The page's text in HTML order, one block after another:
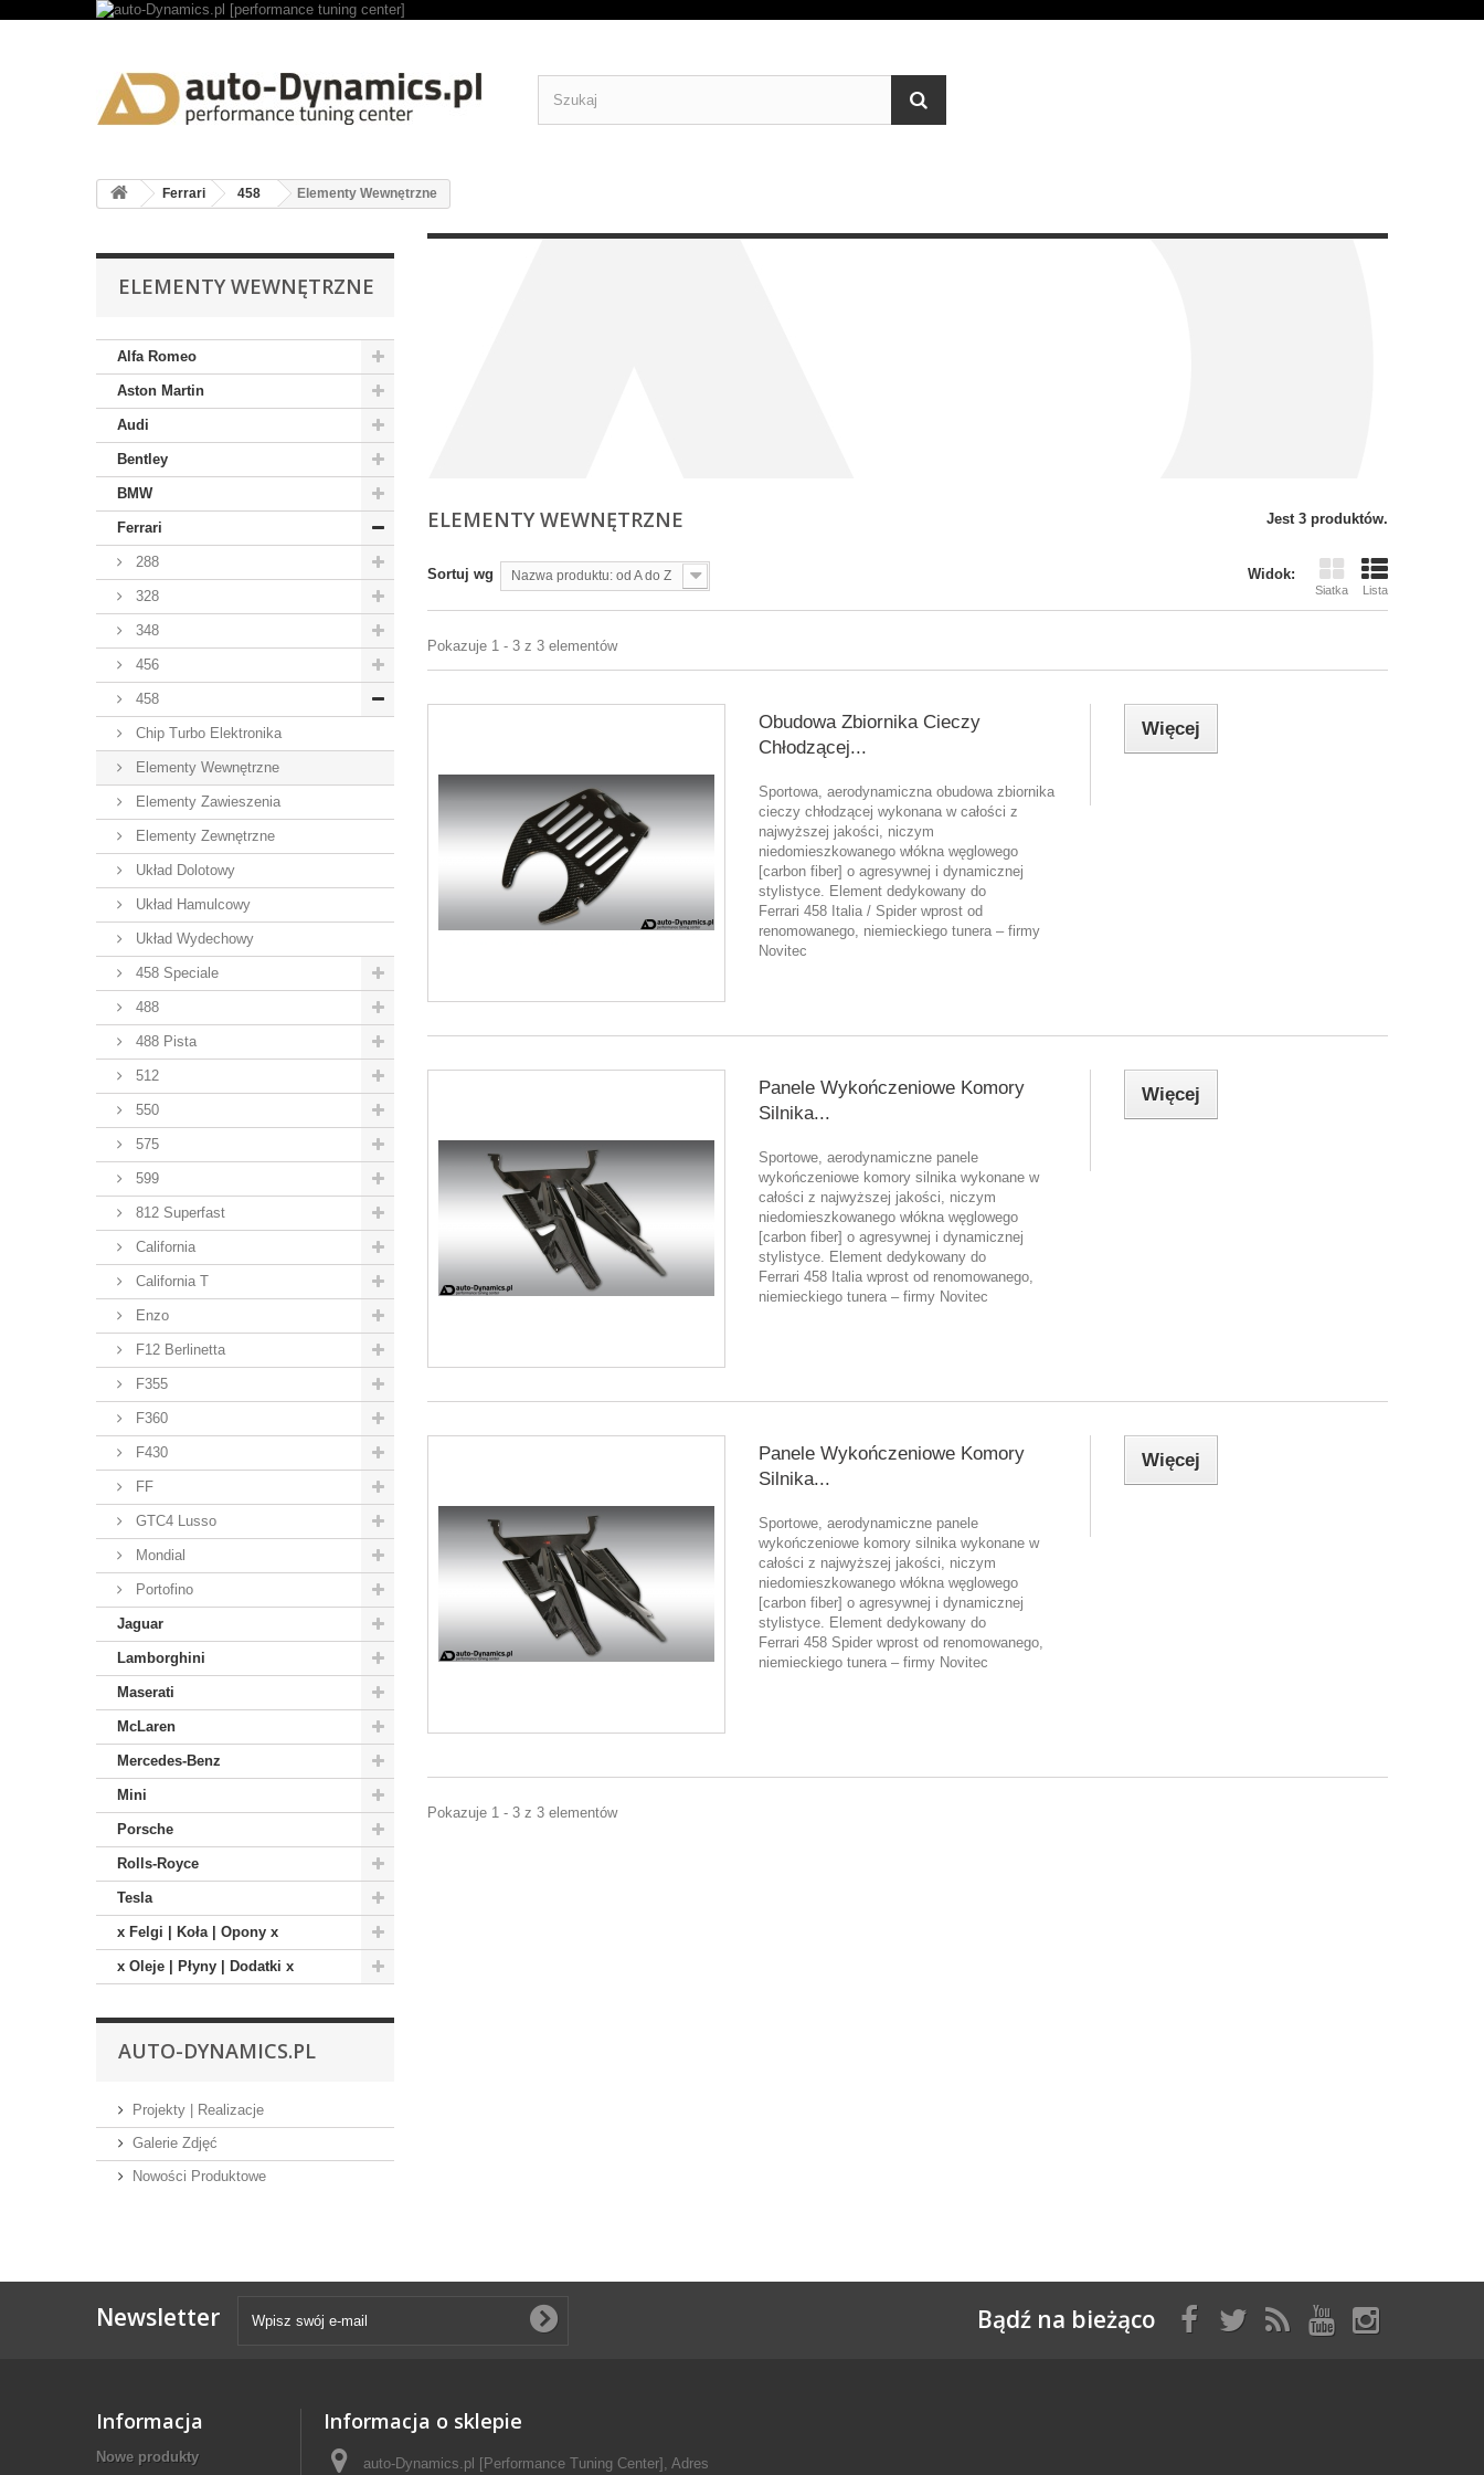
Ferrari 458 Elementy Wewnętrzne
ELEMENTY WEWNĘTRZNE
Alfa Romeo
Aston Martin
Audi
Bentley
BMW
Ferrari
288
328
348
456
458
Chip Turbo Elektronika
Elementy Wewnętrzne
Elementy Zawieszenia
Elementy Zewnętrzne
Układ Dolotowy
Układ Hamulcowy
Układ Wydechowy
458 Speciale
488
488 Pista
512
550
575
599
812 Superfast
California
California T
Enzo
F12 Berlinetta
F355
F360
F430
FF
GTC4 Lusso
Mondial
Portofino
Jaguar
Lamborghini
Maserati
McLaren
Mercedes-Benz
Mini
Porsche
Rolls-Royce
Tesla
x Felgi | Koła | Opony x
x Oleje | Płyny | Dodatki x
AUTO-DYNAMICS.PL
Projekty | Realizacje
Galerie Zdjęć
Nowości Produktowe
ELEMENTY WEWNĘTRZNE Jest 3 produktów.
Widok:
Siatka Lista
Sortuj wg Nazwa produktu: od A do Z
Pokazuje 1 - 3 z 3 elementów
Obudowa Zbiornika Cieczy
Chłodzącej...
Sportowa, aerodynamiczna obudowa zbiornika
cieczy chłodzącej wykonana w całości z
najwyższej jakości, niczym
niedomieszkowanego włókna węglowego
[carbon fiber] o agresywnej i dynamicznej
stylistyce. Element dedykowany do
Ferrari 458 Italia / Spider wprost od
renomowanego, niemieckiego tunera – firmy
Novitec
Więcej
Panele Wykończeniowe Komory
Silnika...
Sportowe, aerodynamiczne panele
wykończeniowe komory silnika wykonane w
całości z najwyższej jakości, niczym
niedomieszkowanego włókna węglowego
[carbon fiber] o agresywnej i dynamicznej
stylistyce. Element dedykowany do
Ferrari 458 Italia wprost od renomowanego,
niemieckiego tunera – firmy Novitec
Więcej
Panele Wykończeniowe Komory
Silnika...
Sportowe, aerodynamiczne panele
wykończeniowe komory silnika wykonane w
całości z najwyższej jakości, niczym
niedomieszkowanego włókna węglowego
[carbon fiber] o agresywnej i dynamicznej
stylistyce. Element dedykowany do
Ferrari 458 Spider wprost od renomowanego,
niemieckiego tunera – firmy Novitec
Więcej
Pokazuje 1 - 3 z 3 elementów
Newsletter Bądź na bieżąco
Informacja
Nowe produkty
Informacja o sklepie
auto-Dynamics.pl [Performance Tuning Center], Adres